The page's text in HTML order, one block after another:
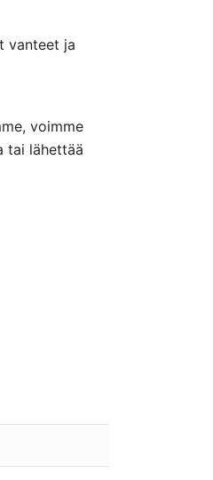
vanteet ja
voimme
tai lähettää